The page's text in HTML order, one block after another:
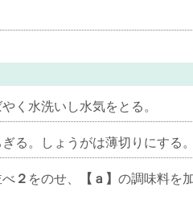
く水洗いし水気をとる。
る。しょうがは薄切りにする。
べ ２ をのせ、 【ａ】 の調味料を